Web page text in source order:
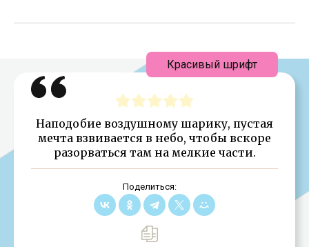
Наподобие воздушному шарику, пустая
мечта взвивается в небо, чтобы вскоре
разорваться там на мелкие части.
Поделиться:
Красивый шрифт